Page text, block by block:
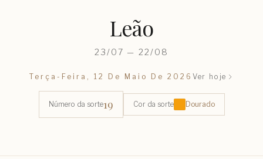
Leão
23/07 — 22/08
Terça-Feira, 12 De Maio De 2026 Ver hoje
Número da sorte19 Cor da sorte Dourado